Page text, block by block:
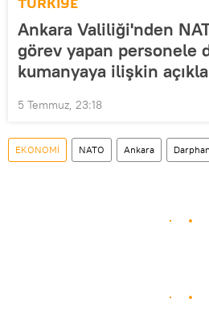
Ankara Valiliği'nden
görev yapan personele
kumanyaya ilişkin
5 Temmuz, 23:18
EKONOMİ NATO Ankara